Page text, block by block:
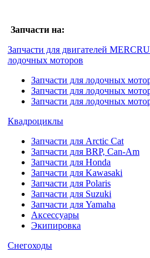
Запчасти на:
Запчасти для двигателей
лодочных моторов
Запчасти для лодочных
Запчасти для лодочных
Запчасти для лодочных
Квадроциклы
Запчасти для Arctic Cat
Запчасти для BRP, Can-Am
Запчасти для Honda
Запчасти для Kawasaki
Запчасти для Polaris
Запчасти для Suzuki
Запчасти для Yamaha
Аксессуары
Экипировка
Снегоходы